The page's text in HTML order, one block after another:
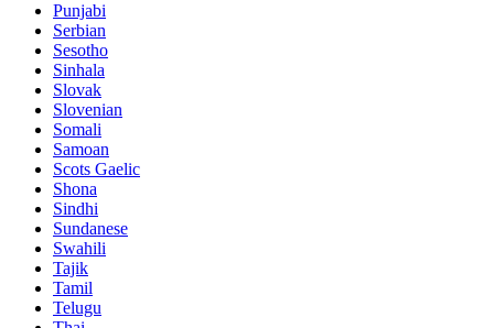
Punjabi
Serbian
Sesotho
Sinhala
Slovak
Slovenian
Somali
Samoan
Scots Gaelic
Shona
Sindhi
Sundanese
Swahili
Tajik
Tamil
Telugu